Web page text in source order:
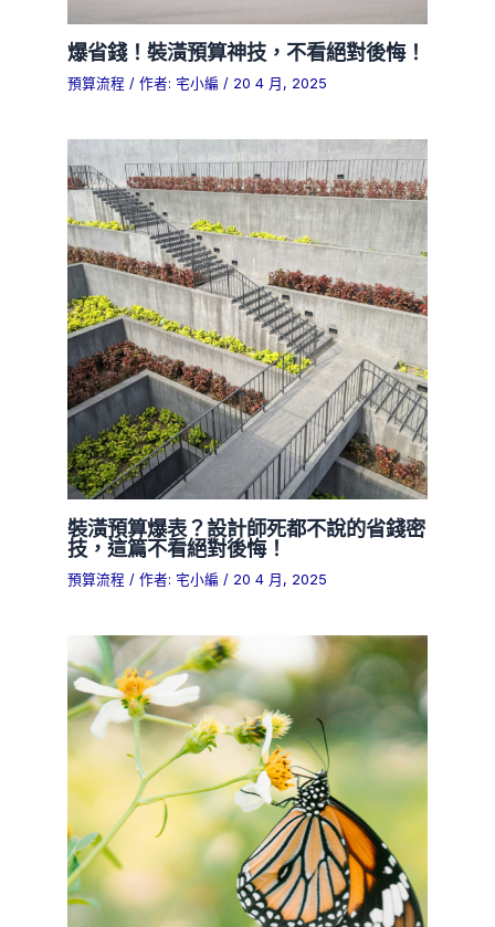
爆省錢！裝潢預算神技，不看絕對後悔！
預算流程 / 作者: 宅小編/ 20 4 月, 2025
裝潢預算爆表？設計師死都不說的省錢密
技，這篇不看絕對後悔！
預算流程 / 作者: 宅小編 / 20 4 月, 2025